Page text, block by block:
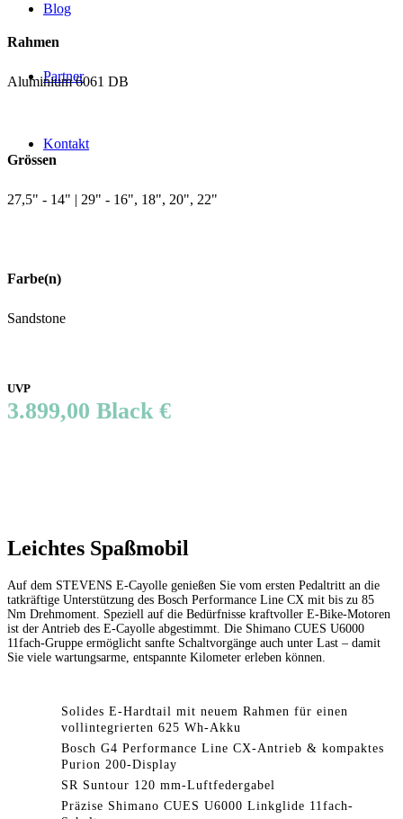
Blog
Partner
Kontakt
Rahmen
Aluminium 6061 DB
Grössen
27,5" - 14" | 29" - 16", 18", 20", 22"
Farbe(n)
Sandstone
UVP
3.899,00 Black €
Leichtes Spaßmobil
Auf dem STEVENS E-Cayolle genießen Sie vom ersten Pedaltritt an die
tatkräftige Unterstützung des Bosch Performance Line CX mit bis zu 85
Nm Drehmoment. Speziell auf die Bedürfnisse kraftvoller E-Bike-Motoren
ist der Antrieb des E-Cayolle abgestimmt. Die Shimano CUES U6000
11fach-Gruppe ermöglicht sanfte Schaltvorgänge auch unter Last – damit
Sie viele wartungsarme, entspannte Kilometer erleben können.
Solides E-Hardtail mit neuem Rahmen für einen
vollintegrierten 625 Wh-Akku
Bosch G4 Performance Line CX-Antrieb & kompaktes
Purion 200-Display
SR Suntour 120 mm-Luftfedergabel
Präzise Shimano CUES U6000 Linkglide 11fach-